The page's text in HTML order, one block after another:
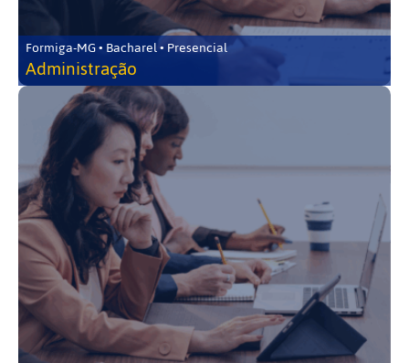
Formiga-MG • Bacharel • Presencial
Administração